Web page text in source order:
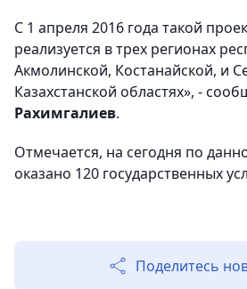
С 1 апреля 2016 года такой
реализуется в трех регионах
Акмолинской, Костанайской, и
Казахстанской областях», -
Рахимгалиев.
Отмечается, на сегодня по
оказано 120 государственных
Поделитесь